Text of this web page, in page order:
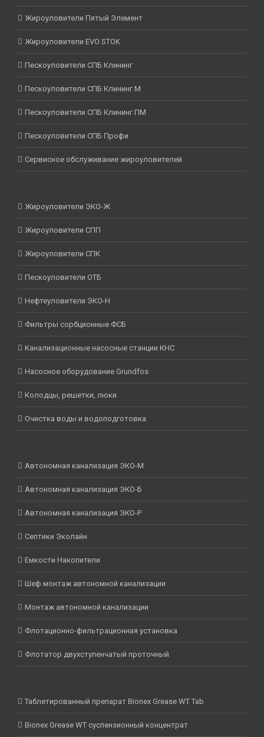
Жироуловители Пятый Элемент
Жироуловители EVO STOK
Пескоуловители СПБ Клининг
Пескоуловители СПБ Клининг М
Пескоуловители СПБ Клининг ПМ
Пескоуловители СПБ Профи
Сервисное обслуживание жироуловителей
Жироуловители ЭКО-Ж
Жироуловители СПП
Жироуловители СПК
Пескоуловители ОТБ
Нефтеуловители ЭКО-Н
Фильтры сорбционные ФСБ
Канализационные насосные станции КНС
Насосное оборудование Grundfos
Колодцы, решетки, люки
Очистка воды и водоподготовка
Автономная канализация ЭКО-М
Автономная канализация ЭКО-Б
Автономная канализация ЭКО-Р
Септики Эколайн
Емкости Накопители
Шеф монтаж автономной канализации
Монтаж автономной канализации
Флотационно-фильтрационная установка
Флотатор двухступенчатый проточный
Таблетированный препарат Bionex Grease WT Tab
Bionex Grease WT суспензионный концентрат